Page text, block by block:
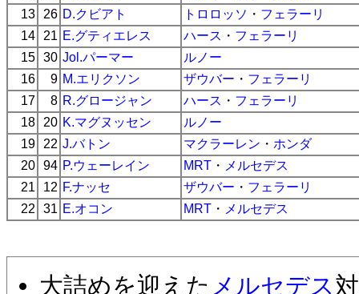
13
26 D.クビアト トロロッソ ・ フェラーリ
14
21 E.グティエレス ハース ・ フェラーリ
15 30 Jol.パーマー
ルノー
16
9 M.エリクソン ザウバー ・ フェラーリ
17
8 R.グロージャン ハース ・ フェラーリ
18
20 K.マグヌッセン
ルノー
19
22 J.バトン マクラーレン ・ ホンダ
20 94 P.ウェーレイン MRT ・ メルセデス
21
12 F.ナッセ ザウバー ・ フェラーリ
22
31 E.オコン MRT ・ メルセデス
大詰めを迎えた メルセデス